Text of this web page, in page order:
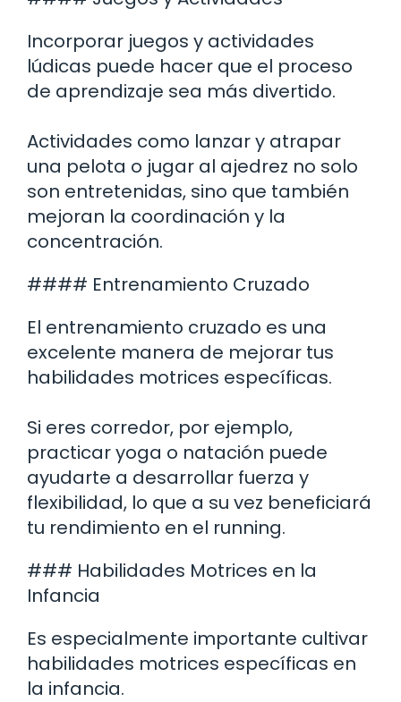
Incorporar juegos y actividades
lúdicas puede hacer que el proceso
de aprendizaje sea más divertido.
Actividades como lanzar y atrapar
una pelota o jugar al ajedrez no solo
son entretenidas, sino que también
mejoran la coordinación y la
concentración.
#### Entrenamiento Cruzado
El entrenamiento cruzado es una
excelente manera de mejorar tus
habilidades motrices específicas.
Si eres corredor, por ejemplo,
practicar yoga o natación puede
ayudarte a desarrollar fuerza y
flexibilidad, lo que a su vez beneficiará
tu rendimiento en el running.
### Habilidades Motrices en la
Infancia
Es especialmente importante cultivar
habilidades motrices específicas en
la infancia.